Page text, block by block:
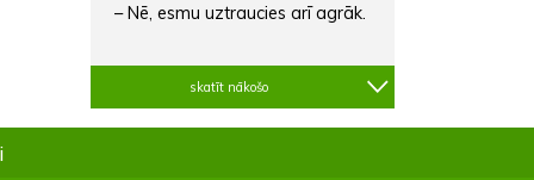
– Nē, esmu uztraucies arī agrāk.
skatīt nākošo